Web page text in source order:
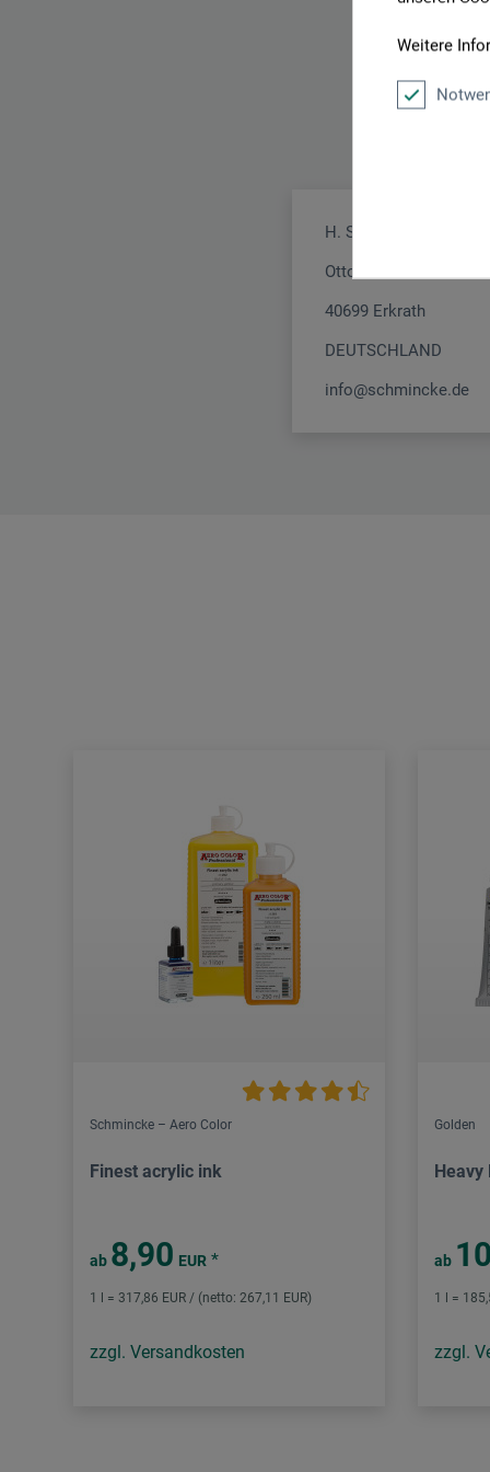
Weitere
H. Schmincke & Co.
Otto-Hahn-Str. 2
40699 Erkrath
DEUTSCHLAND
info@schmincke.de
Schmincke – Aero Color
Finest acrylic ink
ab 8,90 EUR *
1 l = 317,86 EUR / (netto: 267,11 EUR)
zzgl. Versandkosten
Golden
ab
1 l =
zzgl.